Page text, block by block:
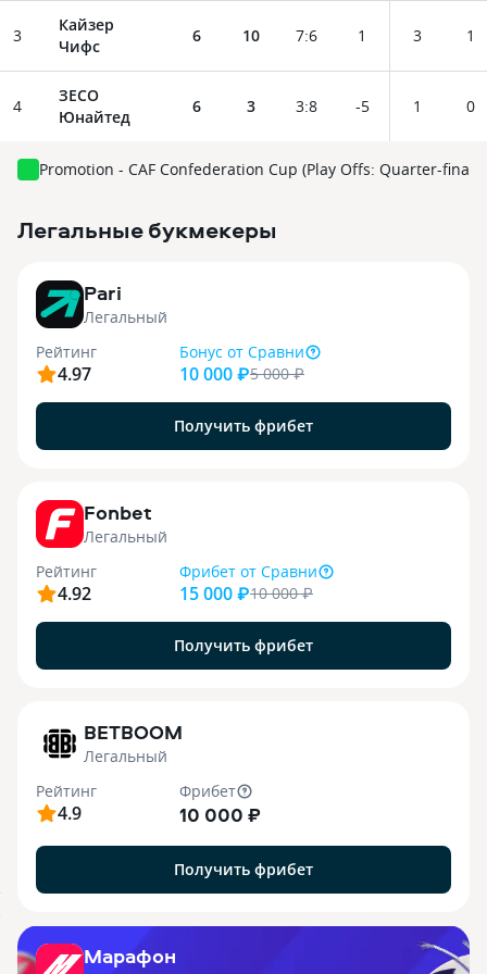
3
Кайзер
Чифс
6 10 7:6 1 3 1
4
ЗЕСО
Юнайтед
6 3 3:8 -5 1 0
Promotion - CAF Confederation Cup (Play Offs: Quarter-finals)
Легальные букмекеры
Pari
Легальный
Рейтинг
4.97
Бонус от Сравни
10 000 ₽5 000₽
Получить фрибет
Fonbet
Легальный
Рейтинг
4.92
Фрибет от Сравни
15 000 ₽10 000₽
Получить фрибет
BETBOOM
Легальный
Рейтинг
4.9
Фрибет
10 000 ₽
Получить фрибет
Марафон
.